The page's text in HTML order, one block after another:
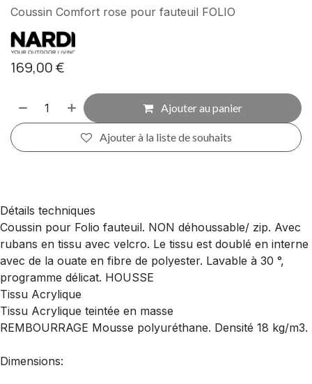
Coussin Comfort rose pour fauteuil FOLIO
169,00€
Ajouter au panier
Ajouter à la liste de souhaits
Détails techniques
Coussin pour Folio fauteuil. NON déhoussable/ zip. Avec
rubans en tissu avec velcro. Le tissu est doublé en interne
avec de la ouate en fibre de polyester. Lavable à 30 °,
programme délicat. HOUSSE
Tissu Acrylique
Tissu Acrylique teintée en masse
REMBOURRAGE Mousse polyuréthane. Densité 18 kg/m3.
Dimensions: